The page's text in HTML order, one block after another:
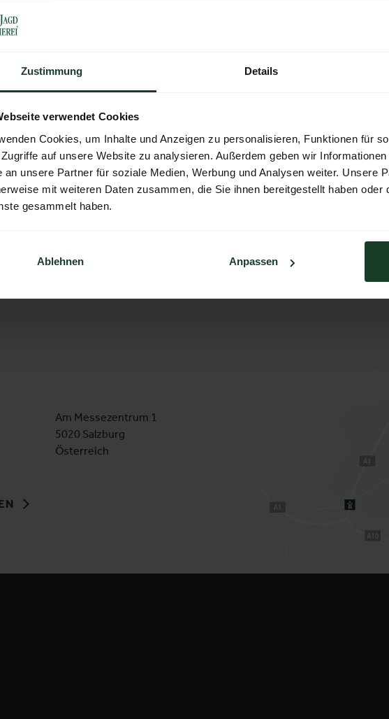
Zustimmung Details
verwendet Cookies
Cookies, um Inhalte und Anzeigen zu personalisieren, Funktionen für
auf unsere Website zu analysieren. Außerdem geben wir
an unsere Partner für soziale Medien, Werbung und Analysen weiter. Unsere
mit weiteren Daten zusammen, die Sie ihnen bereitgestellt haben
gesammelt haben.
Ablehnen Anpassen
Aussteller
Armstrong
Am Messezentrum 1
5020 Salzburg
Österreich